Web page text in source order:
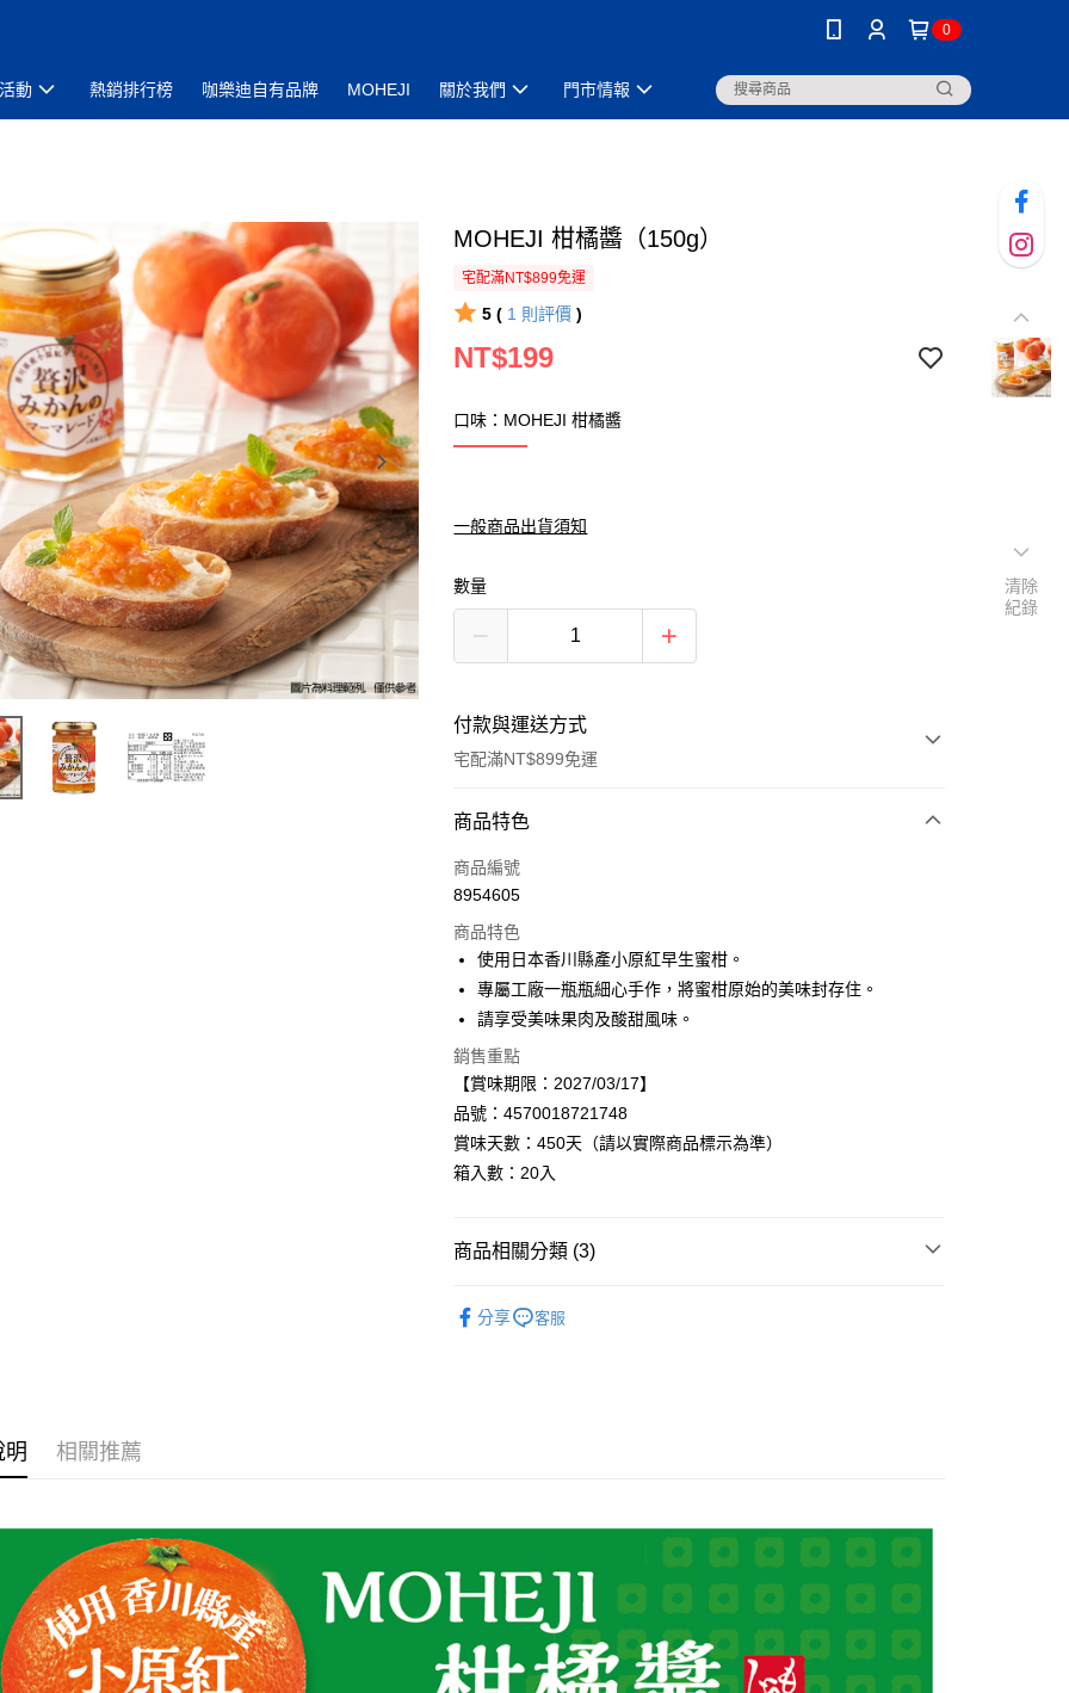
0
動 熱銷排行榜 咖樂迪自有品牌 MOHEJI 關於我們 門市情報
MOHEJI 柑橘醬（150g）
宅配滿NT$899免運
5 ( 1 則評價 )
NT$199
口味：MOHEJI 柑橘醬
一般商品出貨須知
數量
付款與運送方式
宅配滿NT$899免運
付款方式
信用卡一次付款
Apple Pay
街口支付
Google Pay
AFTEE先享後付
AFTEE先享後付是「在收到商品之後才付款」的支付方式。 讓您購物簡單
２．便利：只要手機號碼，簡訊認證，即可結帳。
３．安心：先確認商品／服務後，再付款。
絡購買商品的店家。未經商家同意取消之訂單仍視為有效，需透過AFTEE
※ 交易是否成功請以「AFTEE先享後付 」之結帳頁面顯示為準，若有關於
是否繳費成功／繳費後需取消欲退款等相關疑問，請聯繫「AFTEE先享後
付客戶支援中心」
https://netprotections.freshdesk.com/support/home
【注意事項】
１．透過由恩沛科技股份有限公司提供之「AFTEE先享後付」服務完成之
宅配
商品特色
商品編號
8954605
商品特色
使用日本香川縣產小原紅早生蜜柑。
專屬工廠一瓶瓶細心手作，將蜜柑原始的美味封存住。
請享受美味果肉及酸甜風味。
銷售重點
【賞味期限：2027/03/17】
品號：4570018721748
賞味天數：450天（請以實際商品標示為準）
箱入數：20入
商品相關分類 (3)
分享 客服
明 相關推薦
清除
紀錄